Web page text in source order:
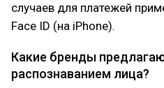
случаев для платежей
Face ID (на iPhone).
Какие бренды
распознаванием лица?